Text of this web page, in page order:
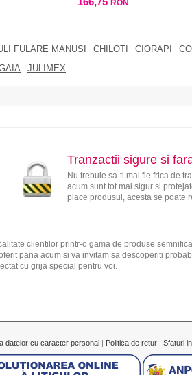
RON
FULARE MANUSI CHILOTI CIORAPI
JULIMEX
Tranzactii sigure si
Nu trebuie sa-ti mai fie frica de
acum sunt tot mai sigur si
place produsul, acesta se poate
clientilor printr-o gama de produse
pana acum si va invitam sa descoperiti
cu grija special pentru voi.
datelor cu caracter personal | Politica de retur | Sfaturi